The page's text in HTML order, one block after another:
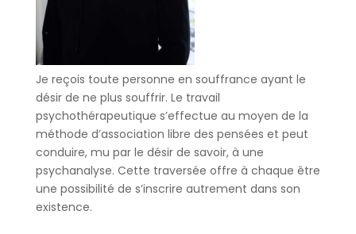
Je reçois toute personne en souffrance ayant le
désir de ne plus souffrir. Le travail
psychothérapeutique s’effectue au moyen de la
méthode d’association libre des pensées et peut
conduire, mu par le désir de savoir, à une
psychanalyse. Cette traversée offre à chaque être
une possibilité de s’inscrire autrement dans son
existence.